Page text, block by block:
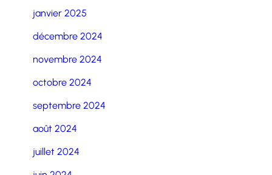
janvier 2025
décembre 2024
novembre 2024
octobre 2024
septembre 2024
août 2024
juillet 2024